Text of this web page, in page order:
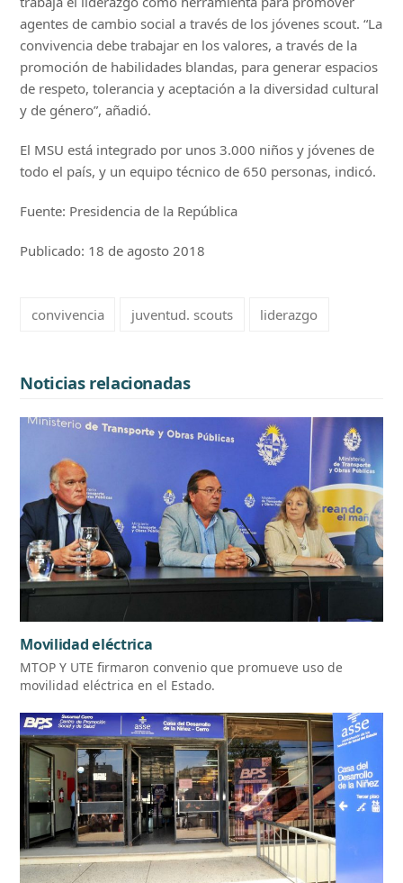
agentes de cambio social a través de los jóvenes scout. “La
convivencia debe trabajar en los valores, a través de la
promoción de habilidades blandas, para generar espacios
de respeto, tolerancia y aceptación a la diversidad cultural
y de género”, añadió.
El MSU está integrado por unos 3.000 niños y jóvenes de
todo el país, y un equipo técnico de 650 personas, indicó.
Fuente: Presidencia de la República
Publicado: 18 de agosto 2018
convivencia juventud. scouts liderazgo
Noticias relacionadas
Movilidad eléctrica
MTOP Y UTE firmaron convenio que promueve uso de
movilidad eléctrica en el Estado.